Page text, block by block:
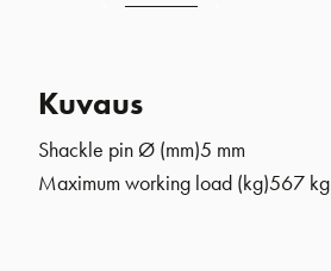
Kuvaus
Shackle pin Ø (mm)5 mm
Maximum working load (kg)567 kg